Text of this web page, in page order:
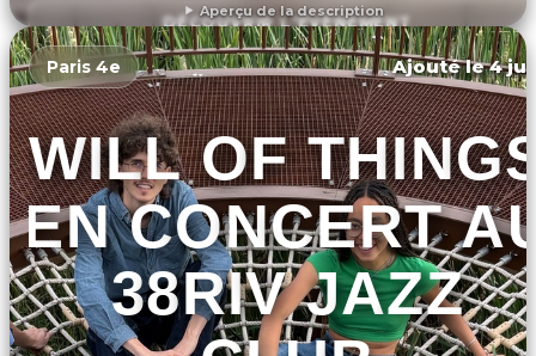
Aperçu de la description
DÉCOUVRIR L'ÉVÉNEMENT
Paris 4e Ajouté le 4
WILL OF
EN CONCERT
38RIV JAZZ